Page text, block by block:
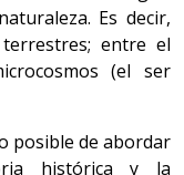
Es decir,
entre el
(el ser
posible de abordar
histórica y la